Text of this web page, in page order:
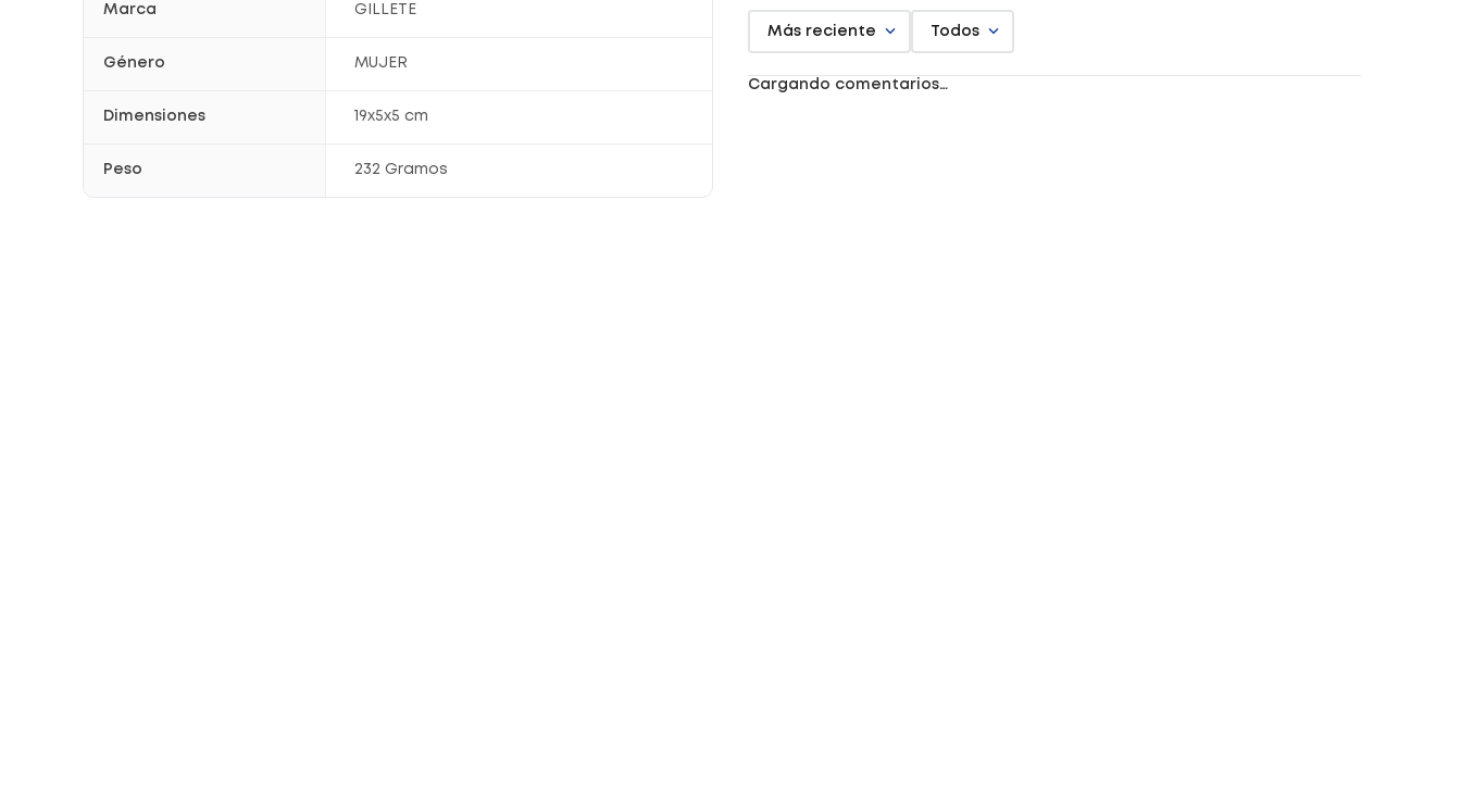
Frote Suavemente Una Pequeña Cantidad Sobre
La Piel Húmeda De La Región Genital Externa Hasta
Que Se Forme Una Ligera Espuma. Afeite O Utilícelo
Marca GILLETE
Género MUJER
Dimensiones 19x5x5 cm
Peso 232 Gramos
Más reciente Todos
Cargando comentarios…